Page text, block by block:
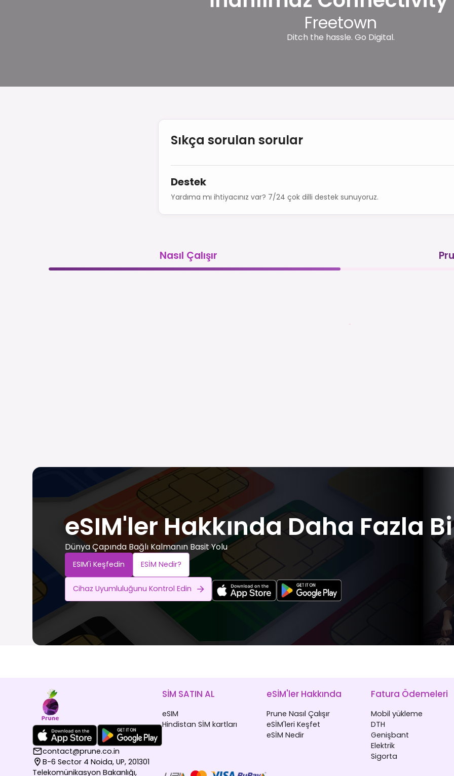
Freetown
Ditch the hassle. Go Digital.
Sıkça sorulan sorular
Destek
Yardıma mı ihtiyacınız var? 7/24 çok dilli destek sunuyoruz.
Nasıl Çalışır
eSIM'ler Hakkında Daha Fazla
Dünya Çapında Bağlı Kalmanın Basit Yolu
ESIM'i Keşfedin ESİM Nedir?
Cihaz Uyumluluğunu Kontrol Edin
contact@prune.co.in
B-6 Sector 4 Noida, UP, 201301
Telekomünikasyon Bakanlığı,
SİM SATIN AL
eSIM
Hindistan SİM kartları
eSİM'ler Hakkında
Prune Nasıl Çalışır
eSİM'leri Keşfet
eSİM Nedir
Fatura Ödemeleri
Mobil yükleme
DTH
Genişbant
Elektrik
Sigorta